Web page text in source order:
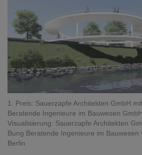
1. Preis: Sauerzapfe Architekten GmbH
Beratende Ingenieure im Bauwesen
Visualisierung: Sauerzapfe Architekten
Bung Beratende Ingenieure im Bauwesen
Berlin